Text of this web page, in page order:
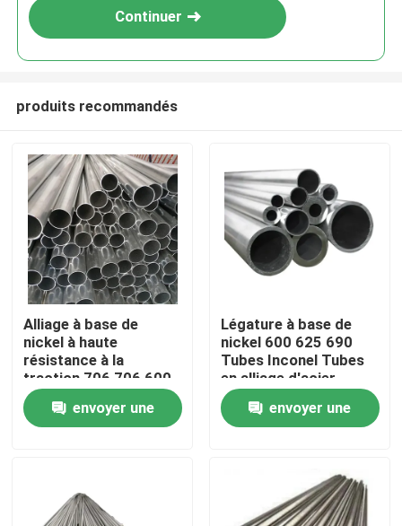
Aperçu
Produits
Continuer
produits recommandés
Alliage à base de
nickel à haute
résistance à la
traction 706 706 600
718 601 Inconel 718
Tubes envoyer une
Légature à base de
nickel 600 625 690
Tubes Inconel Tubes
en alliage d'acier
inoxydable à vendre
envoyer une